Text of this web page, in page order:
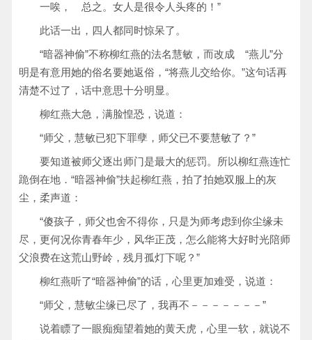
一唉， 总之。女人是很令人头疼的！”
此话一出，四人都同时惊呆了。
“暗器神偷”不称柳红燕的法名慧敏，而改成 “燕儿”分
明是有意用她的俗名要她返俗，“将燕儿交给你。”这句话再
清楚不过了，话中意思十分明显。
柳红燕大急，满脸惶恐，说道：
“师父，慧敏已犯下罪孽，师父已不要慧敏了？”
要知道被师父逐出师门是最大的惩罚。所以柳红燕连忙
跪倒在地．“暗器神偷”扶起柳红燕，拍了拍她双服上的灰
尘，柔声道：
“傻孩子，师父也舍不得你，只是为师考虑到你尘缘未
尽，更何况你青春年少，风华正茂，怎么能将大好时光陪师
父浪费在这荒山野岭，残月孤灯下呢？”
柳红燕听了“暗器神偷”的话，心里更加难受，说道：
“师父，慧敏尘缘已尽了，我再不－－－－－－－”
说着瞟了一眼痴痴望着她的黄天虎，心里一软，就说不